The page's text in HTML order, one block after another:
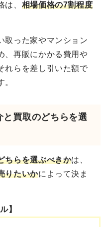
、 相場価格の7割程度
取った家やマンション
、再販にかかる費用や
れらを差し引いた額で
買取のどちらを選
ちらを選ぶべきかは、
りたいかによって決ま
】